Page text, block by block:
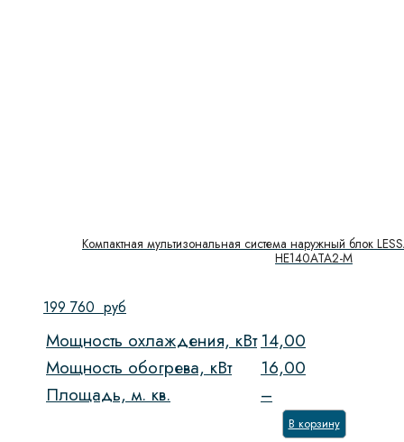
Компактная мультизональная система наружный блок
HE140ATA2-M
199 760 руб
Мощность охлаждения, кВт14,00
Мощность обогрева, кВт
16,00
Площадь, м. кв.
–
В корзину